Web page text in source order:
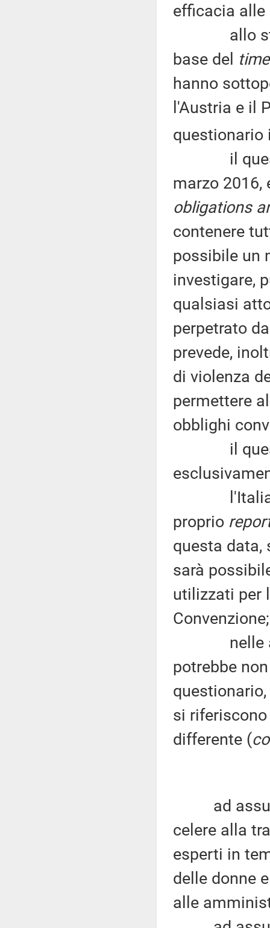
efficacia alle
allo stato
base del
hanno
l'Austria e il
questionario
il
marzo 2016,
obligations
contenere
possibile un
investigare,
qualsiasi
perpetrato
prevede,
di violenza
permettere
obblighi
il
l'Italia
proprio
questa data,
sarà
utilizzati per
Convenzione;
nelle
potrebbe
si
differente (
ad
celere alla
esperti in
delle donne
alle